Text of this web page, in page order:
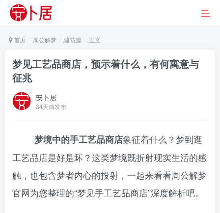
首页 周公解梦 建筑篇 正文
梦见工艺品商店，预示着什么，有何寓意与
征兆
安卜居
34天前发布
梦境中的手工艺品商店象征着什么？梦到逛
工艺品店是好是坏？这类梦境既折射现实生活的感
触，也包含梦者内心的投射，一起来看看周公解梦
官网为您整理的“梦见手工艺品商店”深度解析吧。